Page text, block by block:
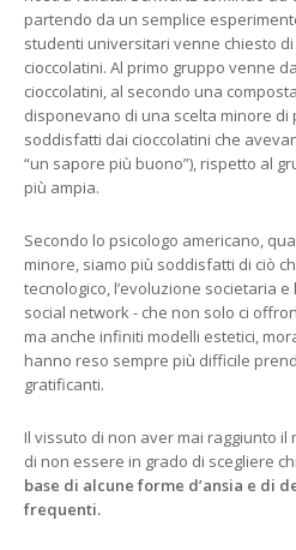
partendo da un semplice
studenti universitari venne chiesto
cioccolatini. Al primo gruppo venne
cioccolatini, al secondo una
disponevano di una scelta minore
soddisfatti dai cioccolatini che
“un sapore più buono”), rispetto al
più ampia.
Secondo lo psicologo americano,
minore, siamo più soddisfatti di ciò
tecnologico, l’evoluzione societaria
social network - che non solo ci
ma anche infiniti modelli estetici,
hanno reso sempre più difficile
gratificanti.
Il vissuto di non aver mai raggiunto
di non essere in grado di scegliere
base di alcune forme d’ansia e di
frequenti.